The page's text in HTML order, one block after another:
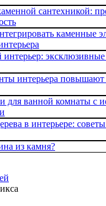
сантехникой:
каменные
интерьера повышают
для ванной комнаты с
в интерьере:
из камня?